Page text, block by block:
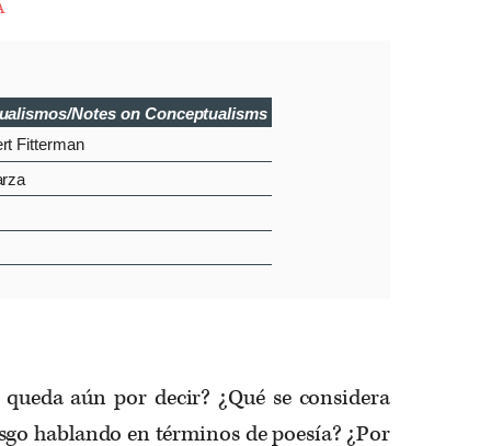
Notes on Conceptualisms
Fitterman
aún por decir? ¿Qué se considera
hablando en términos de poesía? ¿Por